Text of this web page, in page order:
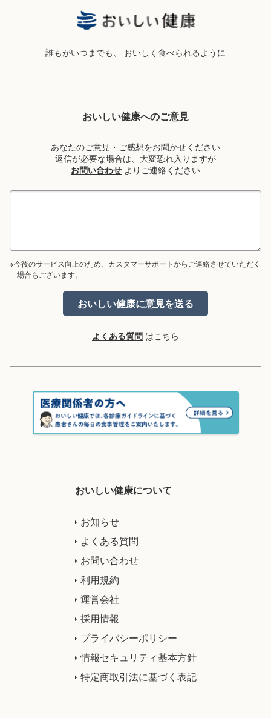
誰もがいつまでも、 おいしく食べられるように
おいしい健康へのご意見
あなたのご意見・ご感想をお聞かせください
返信が必要な場合は、大変恐れ入りますが
お問い合わせ よりご連絡ください
※今後のサービス向上のため、カスタマーサポートからご連絡させていただく
場合もございます。
よくある質問 はこちら
おいしい健康について
お知らせ
よくある質問
お問い合わせ
利用規約
運営会社
採用情報
プライバシーポリシー
情報セキュリティ基本方針
特定商取引法に基づく表記